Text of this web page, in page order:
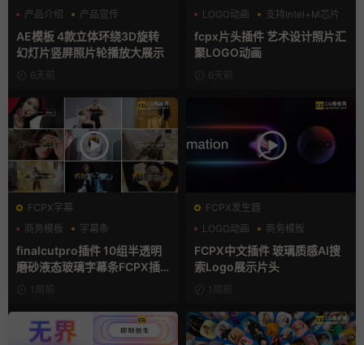
产品介绍
产品宣传
产品展示
AE模板 4款立体环绕3D旋转
幻灯片竖屏照片轮播放大展示
6天前
LOGO动画
支持Intel+M芯片
汇聚
fcpx片头插件 艺术设计照片汇
聚LOGO动画
6天前
FCPX字幕
商务模板
字幕条
finalcutpro插件 10组半透明
磨砂液态玻璃字幕条FCPX插
1周前
FCPX发生器
LOGO动画
商务模板
支持Intel+M芯片
FCPX中文插件 玻璃质感AI搜
索Logo展示片头
1周前